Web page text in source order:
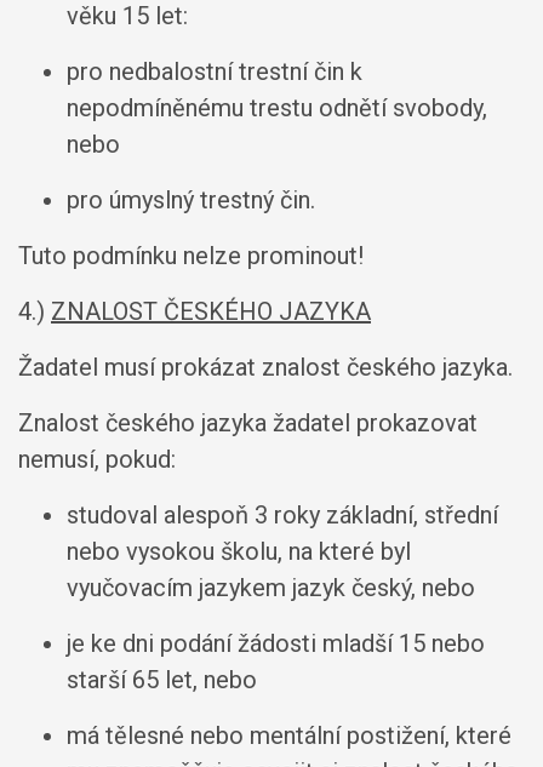
věku 15 let:
pro nedbalostní trestní čin k
nepodmíněnému trestu odnětí svobody,
nebo
pro úmyslný trestný čin.
Tuto podmínku nelze prominout!
4.) ZNALOST ČESKÉHO JAZYKA
Žadatel musí prokázat znalost českého jazyka.
Znalost českého jazyka žadatel prokazovat
nemusí, pokud:
studoval alespoň 3 roky základní, střední
nebo vysokou školu, na které byl
vyučovacím jazykem jazyk český, nebo
je ke dni podání žádosti mladší 15 nebo
starší 65 let, nebo
má tělesné nebo mentální postižení, které